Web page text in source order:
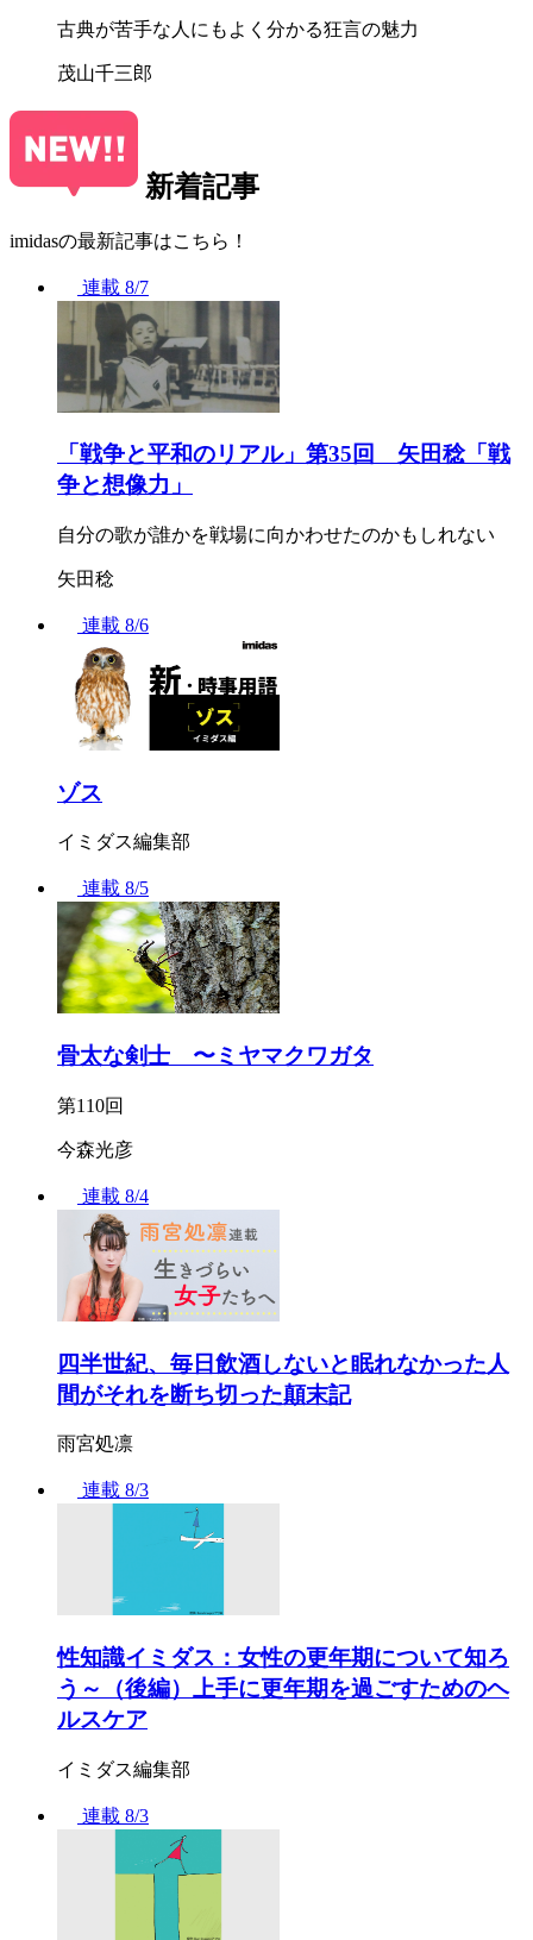
古典が苦手な人にもよく分かる狂言の魅力
茂山千三郎
新着記事
imidasの最新記事はこちら！
連載 8/7
「戦争と平和のリアル」第35回 矢田稔「戦
争と想像力」
自分の歌が誰かを戦場に向かわせたのかもしれない
矢田稔
連載 8/6
ゾス
イミダス編集部
連載 8/5
骨太な剣士 〜ミヤマクワガタ
第110回
今森光彦
連載 8/4
四半世紀、毎日飲酒しないと眠れなかった人
間がそれを断ち切った顛末記
雨宮処凛
連載 8/3
性知識イミダス：女性の更年期について知ろ
う～（後編）上手に更年期を過ごすためのヘ
ルスケア
イミダス編集部
連載 8/3